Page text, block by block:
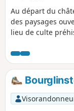
Au départ du
des paysages
lieu de culte
forestiers
de la famille
2009. Cet
Grünewald, une